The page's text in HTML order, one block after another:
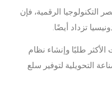
التكنولوجيا الرقمية، فإن
تزداد أيضًا.
طلبًا وإنشاء نظام
التحويلية لتوفير سلع